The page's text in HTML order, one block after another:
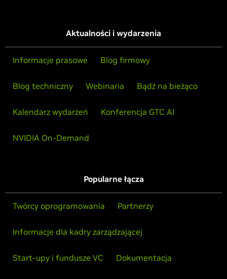
Aktualności i wydarzenia
Informacje prasowe Blog firmowy
Blog techniczny Webinaria Bądź na bieżąco
Kalendarz wydarzeń Konferencja GTC AI
NVIDIA On-Demand
Popularne łącza
Twórcy oprogramowania Partnerzy
Informacje dla kadry zarządzającej
Start-upy i fundusze VC Dokumentacja